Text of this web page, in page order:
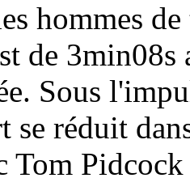
hommes
de
Sous
se réduit
Tom